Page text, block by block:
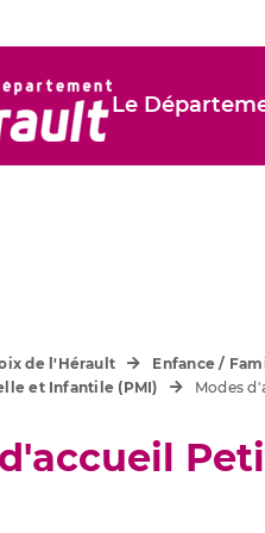
Le
de l'Hérault
Enfance /
et Infantile (PMI)
Modes